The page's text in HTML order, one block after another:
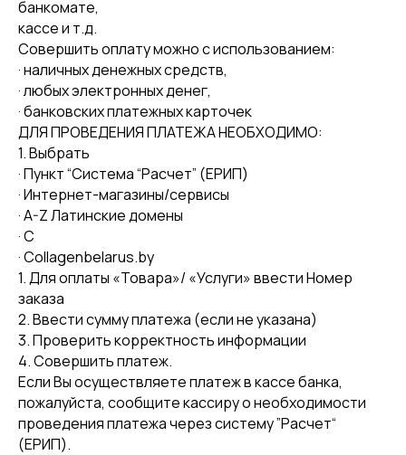
банкомате,
кассе и т.д.
Совершить оплату можно с использованием:
· наличных денежных средств,
· любых электронных денег,
· банковских платежных карточек
ДЛЯ ПРОВЕДЕНИЯ ПЛАТЕЖА НЕОБХОДИМО:
1. Выбрать
· Пункт “Система “Расчет” (ЕРИП)
· Интернет-магазины/сервисы
· A-Z Латинские домены
· C
· Collagenbelarus.by
1. Для оплаты «Товара»/ «Услуги» ввести Номер
заказа
2. Ввести сумму платежа (если не указана)
3. Проверить корректность информации
4. Совершить платеж.
Если Вы осуществляете платеж в кассе банка,
пожалуйста, сообщите кассиру о необходимости
проведения платежа через систему ”Расчет“
(ЕРИП).